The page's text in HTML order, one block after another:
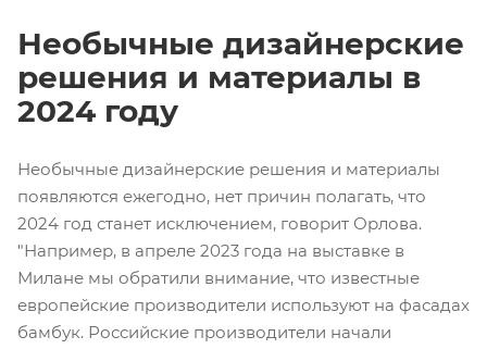
Необычные дизайнерские
решения и материалы в
2024 году
Необычные дизайнерские решения и материалы
появляются ежегодно, нет причин полагать, что
2024 год станет исключением, говорит Орлова.
"Например, в апреле 2023 года на выставке в
Милане мы обратили внимание, что известные
европейские производители используют на фасадах
бамбук. Российские производители начали